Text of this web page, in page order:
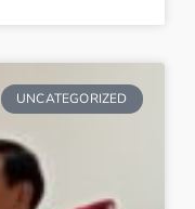
UNCATEGORIZED